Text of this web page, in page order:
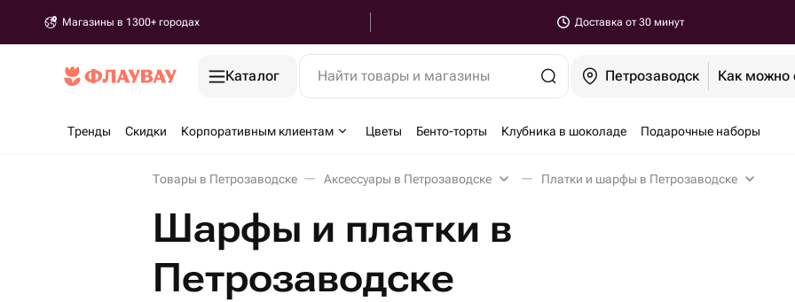
Магазины в 1300+ городах Доставка от 30 минут
Каталог Найти товары и магазины Петрозаводск Как можно
Тренды Скидки Корпоративным клиентам Цветы Бенто-торты Клубника в шоколаде Подарочные наборы
Товары в Петрозаводске Аксессуары в Петрозаводске Платки и шарфы в Петрозаводске
Шарфы и платки в
Петрозаводске